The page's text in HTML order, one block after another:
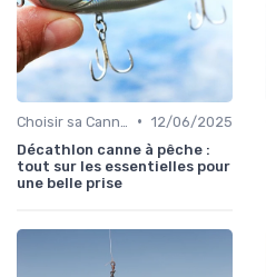
• 12/06/2025
Décathlon canne à pêche :
tout sur les essentielles pour
une belle prise